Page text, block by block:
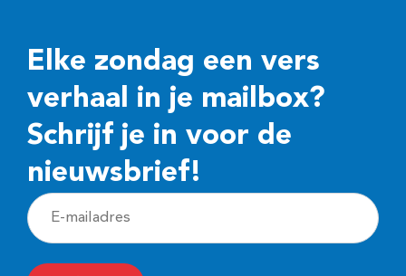
Elke zondag een vers
verhaal in je mailbox?
Schrijf je in voor de
nieuwsbrief!
E
-
m